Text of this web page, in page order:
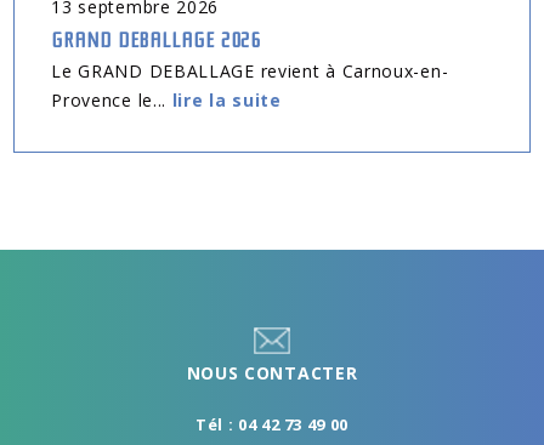
13 septembre 2026
GRAND DEBALLAGE 2026
Le GRAND DEBALLAGE revient à Carnoux-en-
Provence le... lire la suite
NOUS CONTACTER
Tél : 04 42 73 49 00